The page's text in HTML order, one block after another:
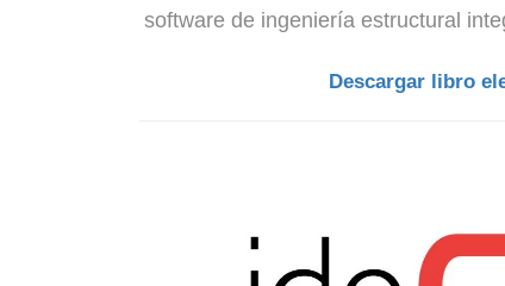
software de ingeniería estructural
Descargar libro